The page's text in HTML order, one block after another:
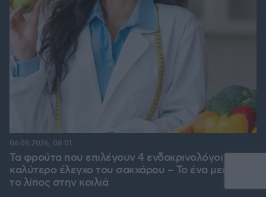
Τα φρούτα που επιλέγουν 4 ενδοκρινολόγοι για
καλύτερο έλεγχο του σακχάρου – Το ένα μειώνει
το λίπος στην κοιλιά
06.08.2026, 08:01